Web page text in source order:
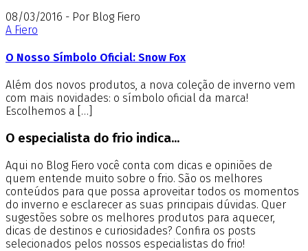
08/03/2016 - Por Blog Fiero
A Fiero
O Nosso Símbolo Oficial: Snow Fox
Além dos novos produtos, a nova coleção de inverno vem
com mais novidades: o símbolo oficial da marca!
Escolhemos a […]
O especialista do frio indica...
Aqui no Blog Fiero você conta com dicas e opiniões de
quem entende muito sobre o frio. São os melhores
conteúdos para que possa aproveitar todos os momentos
do inverno e esclarecer as suas principais dúvidas. Quer
sugestões sobre os melhores produtos para aquecer,
dicas de destinos e curiosidades? Confira os posts
selecionados pelos nossos especialistas do frio!